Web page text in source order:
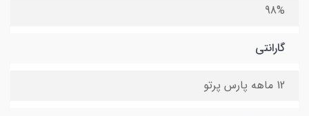
98%
گارانتی
12 ماهه پارس پرتو